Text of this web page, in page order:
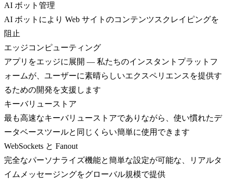
AI ボット管理
AI ボットにより Web サイトのコンテンツスクレイピングを
阻止
エッジコンピューティング
アプリをエッジに展開 — 私たちのインスタントプラットフ
ォームが、ユーザーに素晴らしいエクスペリエンスを提供す
るための開発を支援します
キーバリューストア
最も高速なキーバリューストアでありながら、使い慣れたデ
ータベースツールと同じくらい簡単に使用できます
WebSockets と Fanout
完全なパーソナライズ機能と簡単な設定が可能な、リアルタ
イムメッセージングをグローバル規模で提供